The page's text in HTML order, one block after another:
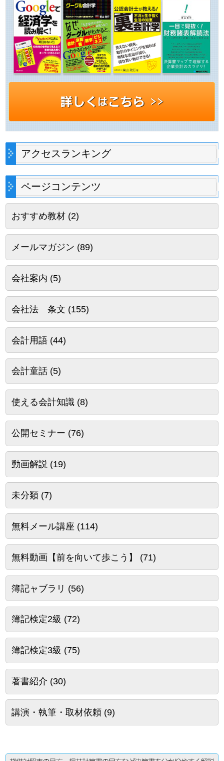
アクセスランキング
ページコンテンツ
おすすめ教材(2)
メールマガジン (89)
会社案内 (5)
会社法 条文 (155)
会計用語(44)
会計童話(5)
使える会計知識(8)
公開セミナー (76)
動画解説(19)
未分類(7)
無料メール講座 (114)
無料動画【前を向いて歩こう】 (71)
簿記ャブラリ (56)
簿記検定2級 (72)
簿記検定3級 (75)
著書紹介 (30)
講演・執筆・取材依頼(9)